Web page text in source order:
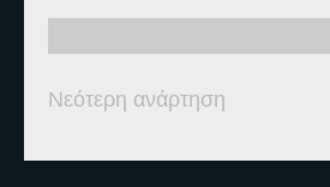
Νεότερη ανάρτηση